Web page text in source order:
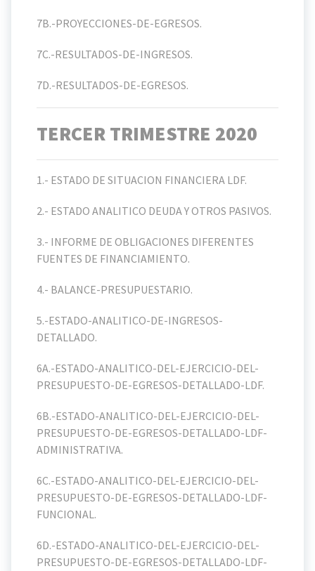
7B.-PROYECCIONES-DE-EGRESOS.
7C.-RESULTADOS-DE-INGRESOS.
7D.-RESULTADOS-DE-EGRESOS.
TERCER TRIMESTRE 2020
1.- ESTADO DE SITUACION FINANCIERA LDF.
2.- ESTADO ANALITICO DEUDA Y OTROS PASIVOS.
3.- INFORME DE OBLIGACIONES DIFERENTES
FUENTES DE FINANCIAMIENTO.
4.- BALANCE-PRESUPUESTARIO.
5.-ESTADO-ANALITICO-DE-INGRESOS-
DETALLADO.
6A.-ESTADO-ANALITICO-DEL-EJERCICIO-DEL-
PRESUPUESTO-DE-EGRESOS-DETALLADO-LDF.
6B.-ESTADO-ANALITICO-DEL-EJERCICIO-DEL-
PRESUPUESTO-DE-EGRESOS-DETALLADO-LDF-
ADMINISTRATIVA.
6C.-ESTADO-ANALITICO-DEL-EJERCICIO-DEL-
PRESUPUESTO-DE-EGRESOS-DETALLADO-LDF-
FUNCIONAL.
6D.-ESTADO-ANALITICO-DEL-EJERCICIO-DEL-
PRESUPUESTO-DE-EGRESOS-DETALLADO-LDF-